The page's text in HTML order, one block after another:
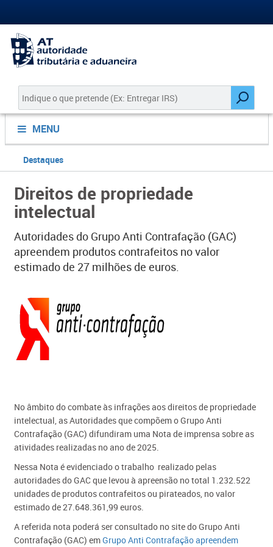
MENU
Destaques
Direitos de propriedade
intelectual
Autoridades do Grupo Anti Contrafação (GAC​)
apreendem produtos contrafeitos no valor
estimado de 27 milhões de euros.
No âmbito do combate às infrações aos direitos de propriedade
intelectual, as Autoridades que compõem o Grupo Anti
Contrafação (GAC) difundiram uma Nota de imprensa sobre as
atividades realizadas no ano de 2025.
Nessa Nota é evidenciado o trabalho realizado pelas
autoridades do GAC que levou à apreensão no total 1.232.522
unidades de produtos contrafeitos ou pirateados, no valor
estimado de 27.648.361,99 euros.
A referida nota poderá ser consultado no site do Grupo Anti
Contrafação (GAC) emGrupo Anti C​ontrafação apreendem